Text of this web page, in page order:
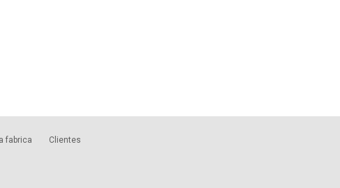
fabrica Clientes